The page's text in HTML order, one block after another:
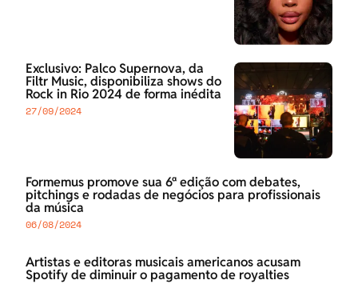
Exclusivo: Palco Supernova, da
Filtr Music, disponibiliza shows do
Rock in Rio 2024 de forma inédita
27/09/2024
Formemus promove sua 6ª edição com debates,
pitchings e rodadas de negócios para profissionais
da música
06/08/2024
Artistas e editoras musicais americanos acusam
Spotify de diminuir o pagamento de royalties